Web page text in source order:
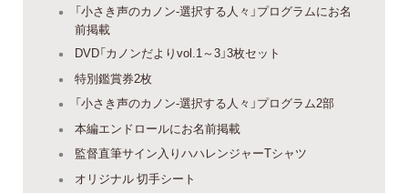
「小さき声のカノン-選択する人々」プログラムにお名
前掲載
DVD「カノンだよりvol.1～3」3枚セット
特別鑑賞券2枚
「小さき声のカノン-選択する人々」プログラム2部
本編エンドロールにお名前掲載
監督直筆サイン入りハハレンジャーTシャツ
オリジナル 切手シート